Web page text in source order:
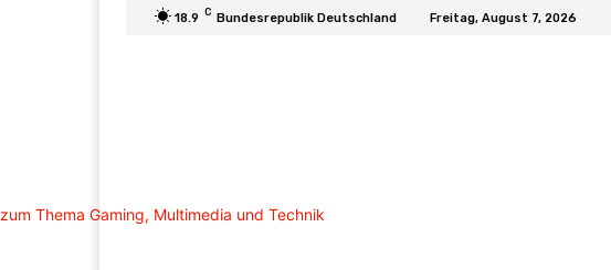
18.9 C Bundesrepublik Deutschland Freitag, August 7, 2026